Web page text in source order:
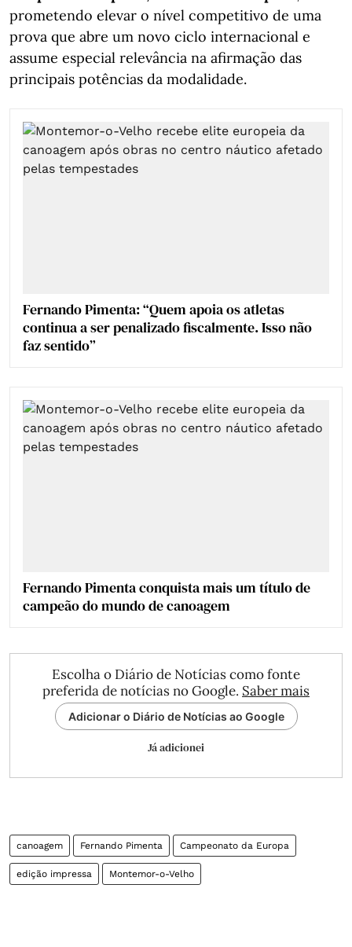
prometendo elevar o nível competitivo de uma
prova que abre um novo ciclo internacional e
assume especial relevância na afirmação das
principais potências da modalidade.
Fernando Pimenta: “Quem apoia os atletas
continua a ser penalizado fiscalmente. Isso não
faz sentido”
Fernando Pimenta conquista mais um título de
campeão do mundo de canoagem
Escolha o Diário de Notícias como fonte
preferida de notícias no Google. Saber mais
Adicionar o Diário de Notícias ao Google
Já adicionei
canoagem Fernando Pimenta Campeonato da Europa
edição impressa Montemor-o-Velho